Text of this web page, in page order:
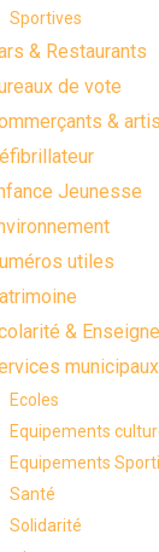
Sportives
& Restaurants
de vote
&
Jeunesse
utiles
&
municipaux
Ecoles
Equipements
Equipements
Santé
Solidarité